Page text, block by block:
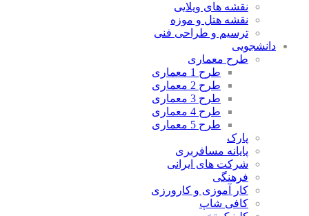
نقشه های ویلایی
نقشه هتل و موزه
ترسیم و طراحی فنی
دانشجویی
طرح معماری
طرح 1 معماری
طرح 2 معماری
طرح 3 معماری
طرح 4 معماری
طرح 5 معماری
پارک
پایانه مسافربری
شرکت های ایرانی
فرهنگی
کار آموزی و کارورزی
کافی شاپ